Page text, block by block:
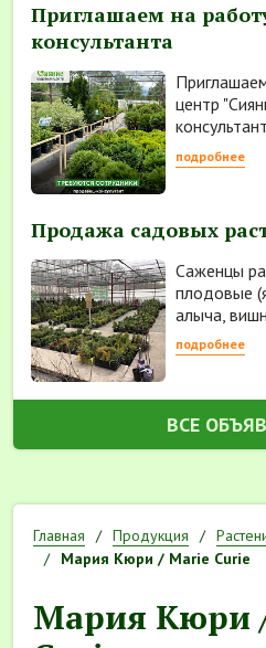
Приглашаем на
консультанта
центр
подробнее
Продажа садовых
Саженцы
плодовые
алыча,
подробнее
ВСЕ
Главная Продукция
Мария Кюри / Marie Curie
Мария Кюри